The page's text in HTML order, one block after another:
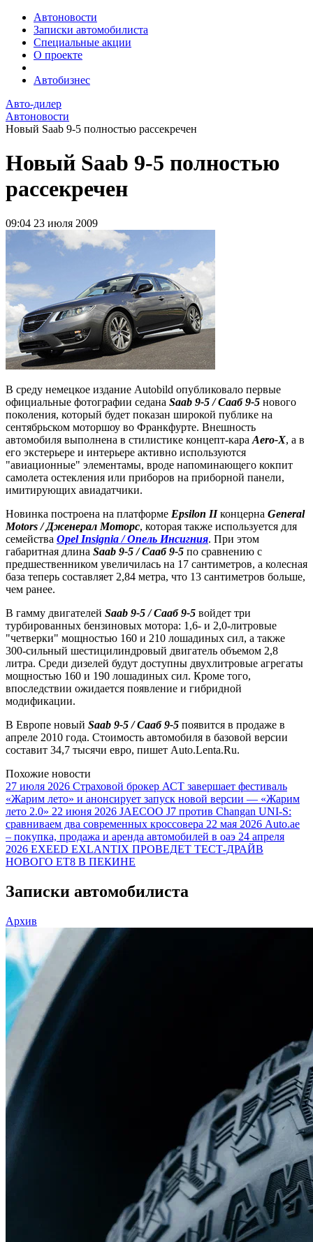
Автоновости
Записки автомобилиста
Специальные акции
О проекте
Автобизнес
Авто-дилер
Автоновости
Новый Saab 9-5 полностью рассекречен
Новый Saab 9-5 полностью
рассекречен
09:04 23 июля 2009
В среду немецкое издание Autobild опубликовало первые
официальные фотографии седана Saab 9-5 / Сааб 9-5 нового
поколения, который будет показан широкой публике на
сентябрьском моторшоу во Франкфурте. Внешность
автомобиля выполнена в стилистике концепт-кара Aero-X, а в
его экстерьере и интерьере активно используются
"авиационные" элементамы, вроде напоминающего кокпит
самолета остекления или приборов на приборной панели,
имитирующих авиадатчики.
Новинка построена на платформе Epsilon IIконцерна General
Motors / Дженерал Моторс, которая также используется для
семейства Opel Insignia / Опель Инсигния. При этом
габаритная длина Saab 9-5 / Сааб 9-5 по сравнению с
предшественником увеличилась на 17 сантиметров, а колесная
база теперь составляет 2,84 метра, что 13 сантиметров больше,
чем ранее.
В гамму двигателей Saab 9-5 / Сааб 9-5 войдет три
турбированных бензиновых мотора: 1,6- и 2,0-литровые
"четверки" мощностью 160 и 210 лошадиных сил, а также
300-сильный шестицилиндровый двигатель объемом 2,8
литра. Среди дизелей будут доступны двухлитровые агрегаты
мощностью 160 и 190 лошадиных сил. Кроме того,
впоследствии ожидается появление и гибридной
модификации.
В Европе новый Saab 9-5 / Сааб 9-5 появится в продаже в
апреле 2010 года. Стоимость автомобиля в базовой версии
составит 34,7 тысячи евро, пишет Auto.Lenta.Ru.
Похожие новости
27 июля 2026 Страховой брокер АСТ завершает фестиваль
«Жарим лето» и анонсирует запуск новой версии — «Жарим
лето 2.0» 22 июня 2026 JAECOO J7 против Changan UNI-S:
сравниваем два современных кроссовера 22 мая 2026 Auto.ae
– покупка, продажа и аренда автомобилей в оаэ 24 апреля
2026 EXEED EXLANTIX ПРОВЕДЕТ ТЕСТ-ДРАЙВ
НОВОГО ET8 В ПЕКИНЕ
Записки автомобилиста
Архив